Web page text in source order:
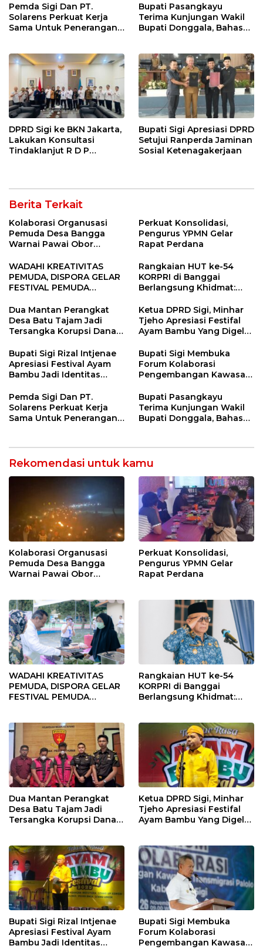
Pemda Sigi Dan PT.
Solarens Perkuat Kerja
Sama Untuk Penerangan
Bupati Pasangkayu
Terima Kunjungan Wakil
Bupati Donggala, Bahas
DPRD Sigi ke BKN Jakarta,
Lakukan Konsultasi
Tindaklanjut R D P
Bupati Sigi Apresiasi DPRD
Setujui Ranperda Jaminan
Sosial Ketenagakerjaan
Berita Terkait
Kolaborasi Organusasi
Pemuda Desa Bangga
Warnai Pawai Obor
2026
Perkuat Konsolidasi,
Pengurus YPMN Gelar
Rapat Perdana
WADAHI KREATIVITAS
PEMUDA, DISPORA GELAR
FESTIVAL PEMUDA
Rangkaian HUT ke-54
KORPRI di Banggai
Berlangsung Khidmat:
hingga Ramah Tamah
Dua Mantan Perangkat
Desa Batu Tajam Jadi
Tersangka Korupsi Dana
Ketua DPRD Sigi, Minhar
Tjeho Apresiasi Festifal
Ayam Bambu Yang Digelar
Bupati Sigi Rizal Intjenae
Apresiasi Festival Ayam
Bambu Jadi Identitas
Dipromosikan Ketingkat
Nasional
Bupati Sigi Membuka
Forum Kolaborasi
Pengembangan Kawasan
Pemda Sigi Dan PT.
Solarens Perkuat Kerja
Sama Untuk Penerangan
Bupati Pasangkayu
Terima Kunjungan Wakil
Bupati Donggala, Bahas
Rekomendasi untuk kamu
Kolaborasi Organusasi
Pemuda Desa Bangga
Warnai Pawai Obor
Perkuat Konsolidasi,
Pengurus YPMN Gelar
Rapat Perdana
WADAHI KREATIVITAS
PEMUDA, DISPORA GELAR
FESTIVAL PEMUDA
Rangkaian HUT ke-54
KORPRI di Banggai
Berlangsung Khidmat:
Dua Mantan Perangkat
Desa Batu Tajam Jadi
Tersangka Korupsi Dana
Ketua DPRD Sigi, Minhar
Tjeho Apresiasi Festifal
Ayam Bambu Yang Digelar
Bupati Sigi Rizal Intjenae
Apresiasi Festival Ayam
Bambu Jadi Identitas
Bupati Sigi Membuka
Forum Kolaborasi
Pengembangan Kawasan